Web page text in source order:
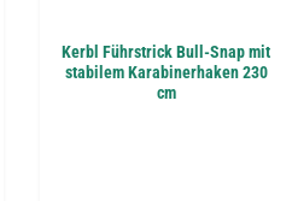
Kerbl Führstrick Bull-Snap mit
stabilem Karabinerhaken 230
cm